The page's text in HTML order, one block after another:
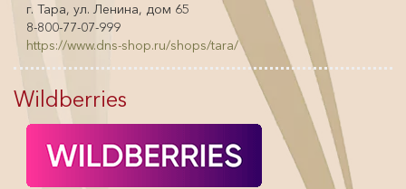
г. Тара, ул. Ленина, дом 65
8-800-77-07-999
https://www.dns-shop.ru/shops/tara/
Wildberries